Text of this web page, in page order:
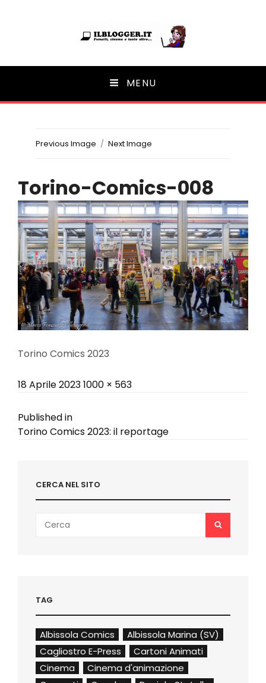
Ilblogger.it
Il portalino di blog | MENU
Previous Image Next Image
Torino-Comics-008
Torino Comics 2023
Posted
18 Aprile 2023Full
1000 × 563
Navigazione
Published in
Torino Comics 2023: il reportage
CERCA NEL SITO
for:
SEARCH
TAG
Albissola Comics
Albissola Marina (SV)
Cagliostro E-Press
Cartoni Animati
Cinema
Cinema d'animazione